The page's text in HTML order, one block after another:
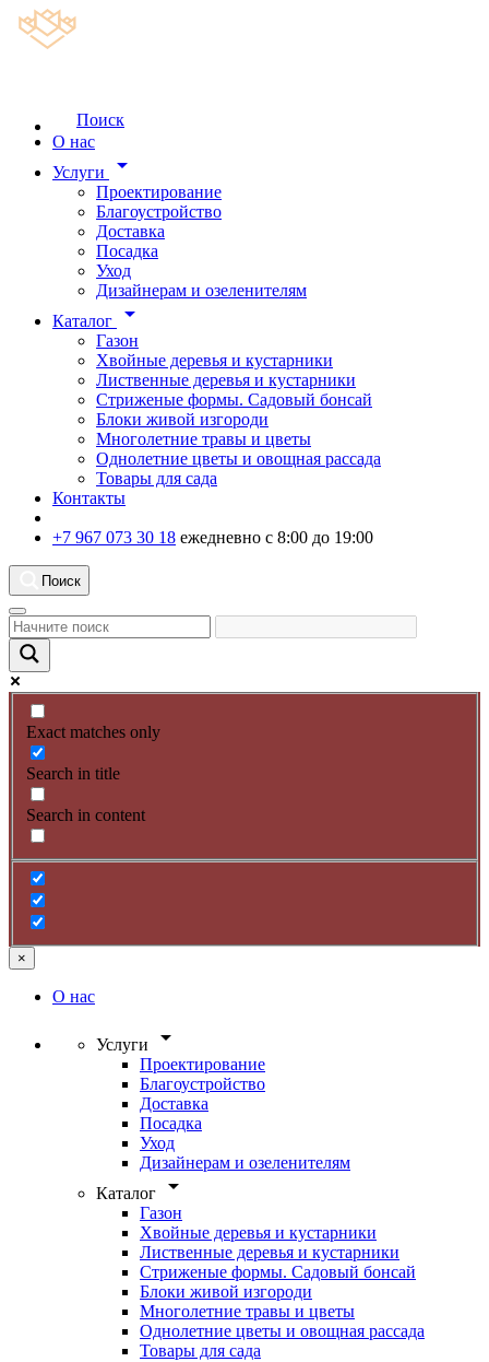
Поиск
О нас
Услуги
arrow_drop_down
Проектирование
Благоустройство
Доставка
Посадка
Уход
Дизайнерам и озеленителям
Каталог
arrow_drop_down
Газон
Хвойные деревья и кустарники
Лиственные деревья и кустарники
Стриженые формы. Садовый бонсай
Блоки живой изгороди
Многолетние травы и цветы
Однолетние цветы и овощная рассада
Товары для сада
Контакты
+7 967 073 30 18 ежедневно с 8:00 до 19:00
Поиск
Exact matches only
Search in title
Search in content
×
О нас
Услуги arrow_drop_down
Проектирование
Благоустройство
Доставка
Посадка
Уход
Дизайнерам и озеленителям
Каталог
arrow_drop_down
Газон
Хвойные деревья и кустарники
Лиственные деревья и кустарники
Стриженые формы. Садовый бонсай
Блоки живой изгороди
Многолетние травы и цветы
Однолетние цветы и овощная рассада
Товары для сада